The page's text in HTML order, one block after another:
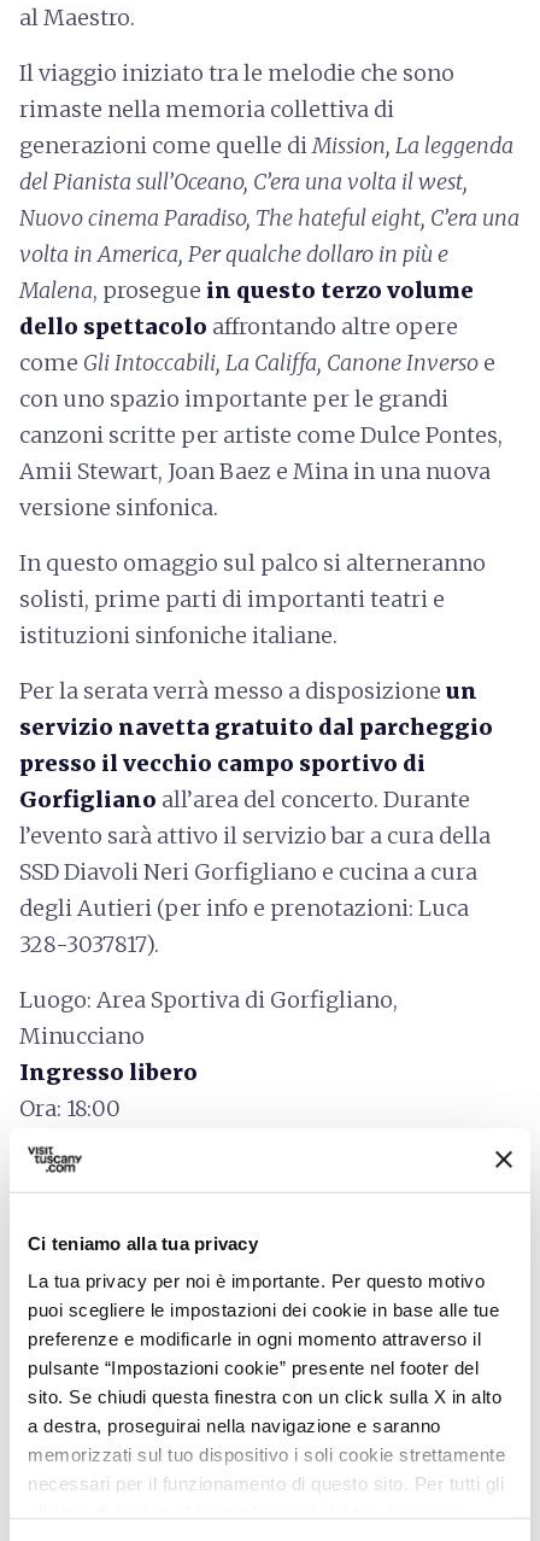
Ci teniamo alla tua privacy
La tua privacy per noi è importante. Per questo motivo
puoi scegliere le impostazioni dei cookie in base alle tue
preferenze e modificarle in ogni momento attraverso il
pulsante “Impostazioni cookie” presente nel footer del
sito. Se chiudi questa finestra con un click sulla X in alto
a destra, proseguirai nella navigazione e saranno
memorizzati sul tuo dispositivo i soli cookie strettamente
necessari per il funzionamento di questo sito. Per tutti gli
al Maestro.
Il viaggio iniziato tra le melodie che sono
rimaste nella memoria collettiva di
generazioni come quelle diMission, La leggenda
del Pianista sull’Oceano, C’era una volta il west,
Nuovo cinema Paradiso, The hateful eight, C’era una
volta in America, Per qualche dollaro in più e
Malena, prosegue in questo terzo volume
dello spettacolo affrontando altre opere
come Gli Intoccabili, La Califfa, Canone Inverso e
con uno spazio importante per le grandi
canzoni scritte per artiste come Dulce Pontes,
Amii Stewart, Joan Baez e Mina in una nuova
versione sinfonica.
In questo omaggio sul palco si alterneranno
solisti, prime parti di importanti teatri e
istituzioni sinfoniche italiane.
Per la serata verrà messo a disposizione un
servizio navetta gratuito dal parcheggio
presso il vecchio campo sportivo di
Gorfigliano all’area del concerto. Durante
l’evento sarà attivo il servizio bar a cura della
SSD Diavoli Neri Gorfigliano e cucina a cura
degli Autieri (per info e prenotazioni: Luca
328-3037817).
Luogo: Area Sportiva di Gorfigliano,
Minucciano
Ingresso libero
Ora: 18:00
Informazioni aggiuntive
L'evento aderisce a Toscana Arcobaleno d’Estate, la
rassegna che dal 18 al 23 di giugno 2026 animerà città
e borghi toscani per dare il benvenuto alla stagione
Toscana Arcobaleno d’Estate
ideato da Regione Toscana e La Nazione, promosso
da Fondazione Sistema Toscana e Toscana
Promozione Turistica.